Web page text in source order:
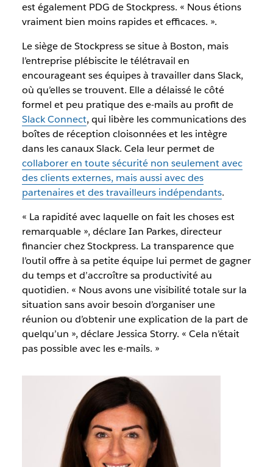
est également PDG de Stockpress. « Nous étions
vraiment bien moins rapides et efficaces. ».
Le siège de Stockpress se situe à Boston, mais
l’entreprise plébiscite le télétravail en
encourageant ses équipes à travailler dans Slack,
où qu’elles se trouvent. Elle a délaissé le côté
formel et peu pratique des e-mails au profit de
Slack Connect, qui libère les communications des
boîtes de réception cloisonnées et les intègre
dans les canaux Slack. Cela leur permet de
collaborer en toute sécurité non seulement avec
des clients externes, mais aussi avec des
partenaires et des travailleurs indépendants.
« La rapidité avec laquelle on fait les choses est
remarquable », déclare Ian Parkes, directeur
financier chez Stockpress. La transparence que
l’outil offre à sa petite équipe lui permet de gagner
du temps et d’accroître sa productivité au
quotidien. « Nous avons une visibilité totale sur la
situation sans avoir besoin d’organiser une
réunion ou d’obtenir une explication de la part de
quelqu’un », déclare Jessica Storry. « Cela n’était
pas possible avec les e-mails. »